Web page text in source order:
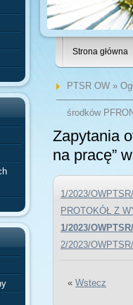
Strona główna
PTSR OW»
środków
Zapytania
na pracę”
1/2023/
PROTOKÓŁ Z
1/2023/
2/2023/
« Wstecz